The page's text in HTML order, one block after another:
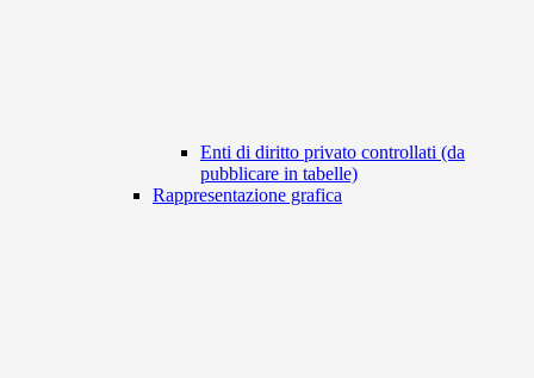
Enti di diritto privato controllati (da
pubblicare in tabelle)
Rappresentazione grafica